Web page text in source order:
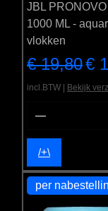
JBL
1000 ML -
vlokken
Normale
€ 19,80€
incl.BTW Bekijk
/+\
per